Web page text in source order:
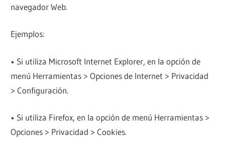
navegador Web.
Ejemplos:
• Si utiliza Microsoft Internet Explorer, en la opción de
menú Herramientas > Opciones de Internet > Privacidad
> Configuración.
• Si utiliza Firefox, en la opción de menú Herramientas >
Opciones > Privacidad > Cookies.